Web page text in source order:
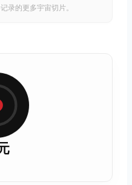
录的更多宇宙切片。